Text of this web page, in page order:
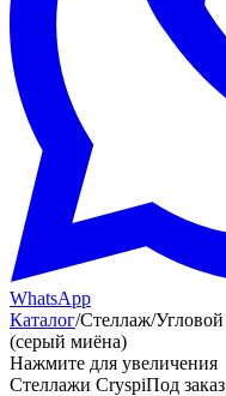
WhatsApp
Каталог/Стеллаж/
(серый миёна)
Нажмите для увеличения
Стеллажи CryspiПод заказ